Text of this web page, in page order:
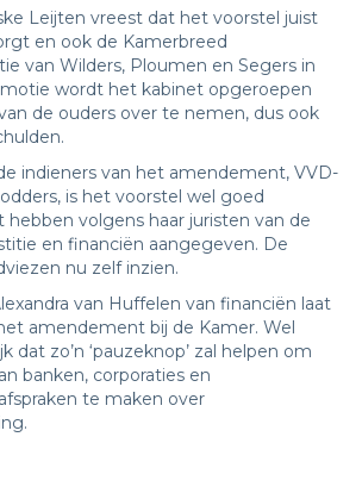
Leijten vreest dat het voorstel juist
en ook de Kamerbreed
van Wilders, Ploumen en Segers in
wordt het kabinet opgeroepen
de ouders over te nemen, dus ook
indieners van het amendement, VVD-
is het voorstel wel goed
hebben volgens haar juristen van de
en financiën aangegeven. De
nu zelf inzien.
van Huffelen van financiën laat
amendement bij de Kamer. Wel
dat zo’n ‘pauzeknop’ zal helpen om
banken, corporaties en
te maken over